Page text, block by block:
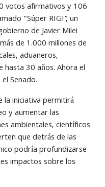
votos afirmativos y 106
“Súper RIGI”, un
de Javier Milei
de 1.000 millones de
aduaneros,
30 años. Ahora el
Senado.
la iniciativa permitirá
y aumentar las
ambientales, científicos
que detrás de las
podría profundizarse
impactos sobre los